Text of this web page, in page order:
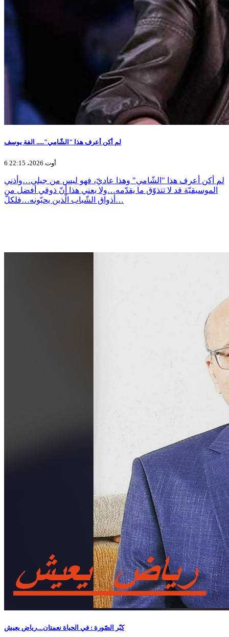
لم أكن أعرف هذا "الشّامي"..... الفة يوسف
6 أوت 2026، 22:15
لم أكن أعرف هذا "الشّامي" وهذا عاديّ، فهو ليس من جيلي…وأذني
الموسيقيّة قد لا تتذوّق ما يقدّمه…ولا يعني هذا أنّ ذوقي أفضل من
أذواق الشّباب الّذين يحبّونه…فلكلّ…
كبّر الصّورة : في الحياة نعمتان....رياض يعيش